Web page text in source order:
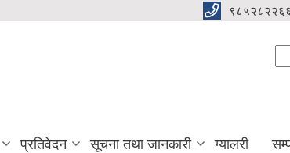
प्रतिवेदन सूचना तथा जानकारी ग्यालरी